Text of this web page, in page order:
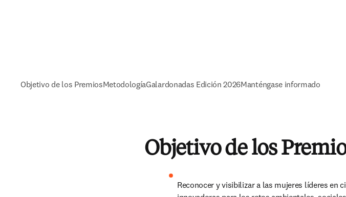
Objetivo de los PremiosMetodologíaGalardonadas Edición 2026Manténgase informado
Objetivo de los
Reconocer y visibilizar a las mujeres líderes en